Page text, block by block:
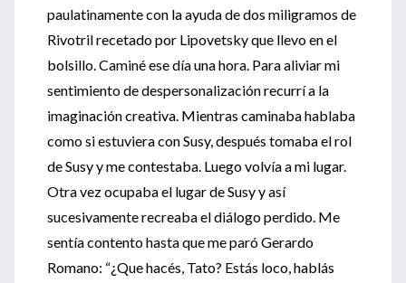
paulatinamente con la ayuda de dos miligramos de
Rivotril recetado por Lipovetsky que llevo en el
bolsillo. Caminé ese día una hora. Para aliviar mi
sentimiento de despersonalización recurrí a la
imaginación creativa. Mientras caminaba hablaba
como si estuviera con Susy, después tomaba el rol
de Susy y me contestaba. Luego volvía a mi lugar.
Otra vez ocupaba el lugar de Susy y así
sucesivamente recreaba el diálogo perdido. Me
sentía contento hasta que me paró Gerardo
Romano: “¿Que hacés, Tato? Estás loco, hablás